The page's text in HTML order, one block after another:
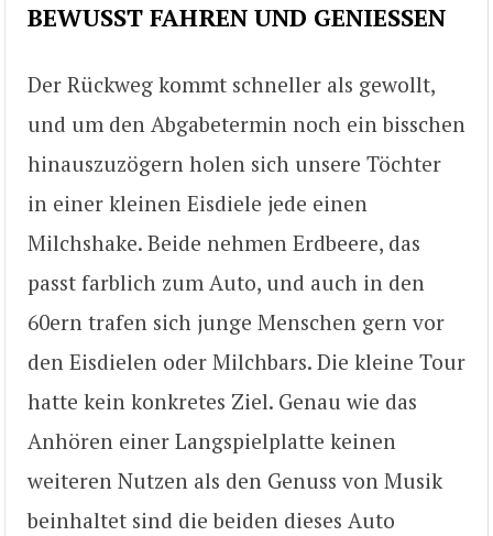
BEWUSST FAHREN UND GENIESSEN
Der Rückweg kommt schneller als gewollt,
und um den Abgabetermin noch ein bisschen
hinauszuzögern holen sich unsere Töchter
in einer kleinen Eisdiele jede einen
Milchshake. Beide nehmen Erdbeere, das
passt farblich zum Auto, und auch in den
60ern trafen sich junge Menschen gern vor
den Eisdielen oder Milchbars. Die kleine Tour
hatte kein konkretes Ziel. Genau wie das
Anhören einer Langspielplatte keinen
weiteren Nutzen als den Genuss von Musik
beinhaltet sind die beiden dieses Auto